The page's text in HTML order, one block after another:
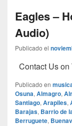
Eagles –
Audio)
Publicado el
Contact Us
Publicado en
Osuna, Almagro,
Santiago, Arapiles,
Barajas, Barrio de
Berruguete,